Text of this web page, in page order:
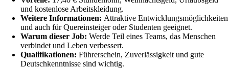
und kostenlose Arbeitskleidung.
Weitere Informationen: Attraktive Entwicklungsmöglichkeiten
und auch für Quereinsteiger oder Studenten geeignet.
Warum dieser Job: Werde Teil eines Teams, das Menschen
verbindet und Leben verbessert.
Qualifikationen: Führerschein, Zuverlässigkeit und gute
Deutschkenntnisse sind wichtig.